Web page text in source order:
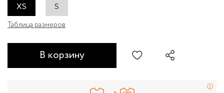
XS
S
Таблица размеров
В корзину